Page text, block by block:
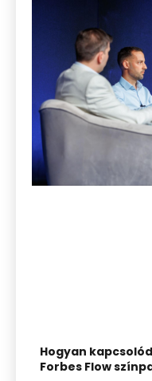
Hogyan
Forbes Flow